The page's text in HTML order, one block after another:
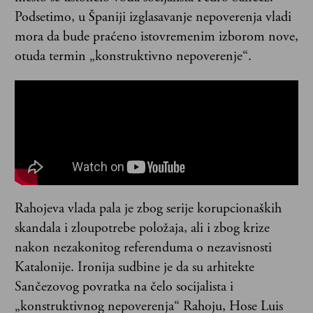
Podsetimo, u Španiji izglasavanje nepoverenja vladi
mora da bude praćeno istovremenim izborom nove,
otuda termin „konstruktivno nepoverenje“.
Rahojeva vlada pala je zbog serije korupcionaških
skandala i zloupotrebe položaja, ali i zbog krize
nakon nezakonitog referenduma o nezavisnosti
Katalonije. Ironija sudbine je da su arhitekte
Sančezovog povratka na čelo socijalista i
„konstruktivnog nepoverenja“ Rahoju, Hose Luis